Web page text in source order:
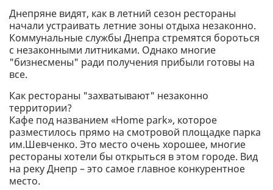
Днепряне видят, как в летний сезон рестораны
начали устраивать летние зоны отдыха незаконно.
Коммунальные службы Днепра стремятся бороться
с незаконными литниками. Однако многие
"бизнесмены" ради получения прибыли готовы на
все.
Как рестораны "захватывают" незаконно
территории?
Кафе под названием «Home park», которое
разместилось прямо на смотровой площадке парка
им.Шевченко. Это место очень хорошее, многие
рестораны хотели бы открыться в этом городе. Вид
на реку Днепр – это самое главное конкурентное
место.